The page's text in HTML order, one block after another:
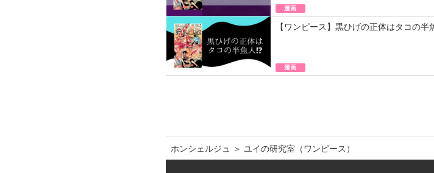
漫画
【ワンピース】黒ひげの正体はタコの
漫画
ホンシェルジュ ＞ ユイの研究室（ワンピース）